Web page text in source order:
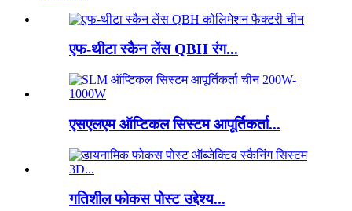
एफ-थीटा स्कैन लेंस QBH रंग...
एसएलएम ऑप्टिकल सिस्टम आपूर्तिकर्ता...
गतिशील फोकस पोस्ट उद्देश्य...